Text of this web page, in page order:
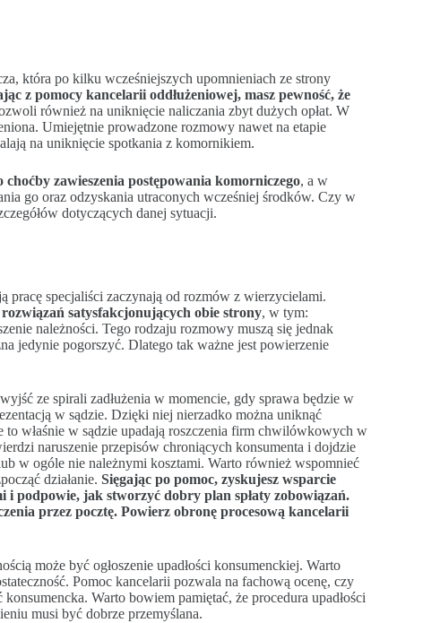
która po kilku wcześniejszych upomnieniach ze strony
z pomocy kancelarii oddłużeniowej, masz pewność, że
również na uniknięcie naliczania zbyt dużych opłat. W
Umiejętnie prowadzone rozmowy nawet na etapie
na uniknięcie spotkania z komornikiem.
zawieszenia postępowania komorniczego, a w
go oraz odzyskania utraconych wcześniej środków. Czy w
dotyczących danej sytuacji.
pracę specjaliści zaczynają od rozmów z wierzycielami.
satysfakcjonujących obie strony, w tym:
należności. Tego rodzaju rozmowy muszą się jednak
jedynie pogorszyć. Dlatego tak ważne jest powierzenie
ze spirali zadłużenia w momencie, gdy sprawa będzie w
w sądzie. Dzięki niej nierzadko można uniknąć
właśnie w sądzie upadają roszczenia firm chwilówkowych w
naruszenie przepisów chroniących konsumenta i dojdzie
w ogóle nie należnymi kosztami. Warto również wspomnieć
działanie. Sięgając po pomoc, zyskujesz wsparcie
podpowie, jak stworzyć dobry plan spłaty zobowiązań.
przez pocztę. Powierz obronę procesową kancelarii
może być ogłoszenie upadłości konsumenckiej. Warto
Pomoc kancelarii pozwala na fachową ocenę, czy
Warto bowiem pamiętać, że procedura upadłości
musi być dobrze przemyślana.